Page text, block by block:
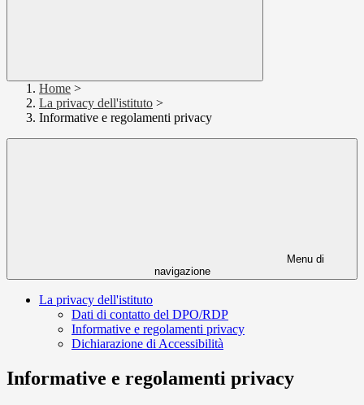
Home >
La privacy dell'istituto >
Informative e regolamenti privacy
Menu di
navigazione
La privacy dell'istituto
Dati di contatto del DPO/RDP
Informative e regolamenti privacy
Dichiarazione di Accessibilità
Informative e regolamenti privacy